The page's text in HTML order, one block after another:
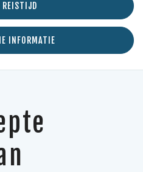
REISTIJD
INFORMATIE